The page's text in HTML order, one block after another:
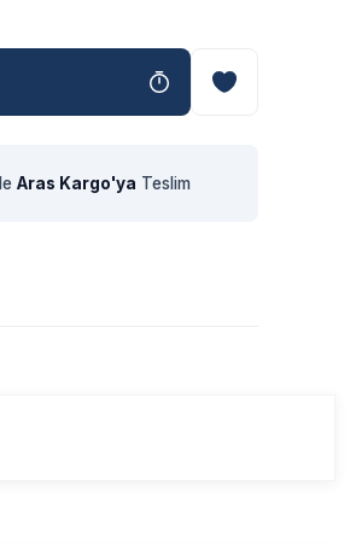
Aras Kargo'ya Teslim